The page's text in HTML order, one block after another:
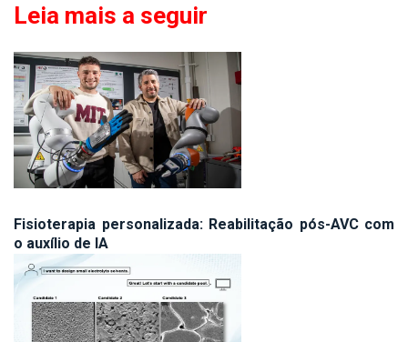
Leia mais a seguir
Fisioterapia personalizada: Reabilitação pós-AVC com
o auxílio de IA